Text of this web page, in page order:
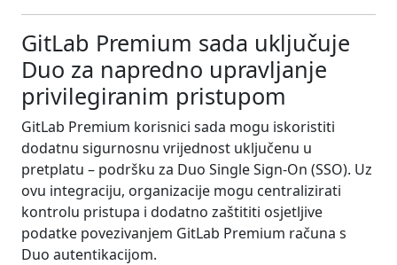
GitLab Premium sada uključuje
Duo za napredno upravljanje
privilegiranim pristupom
GitLab Premium korisnici sada mogu iskoristiti
dodatnu sigurnosnu vrijednost uključenu u
pretplatu – podršku za Duo Single Sign-On (SSO). Uz
ovu integraciju, organizacije mogu centralizirati
kontrolu pristupa i dodatno zaštititi osjetljive
podatke povezivanjem GitLab Premium računa s
Duo autentikacijom.